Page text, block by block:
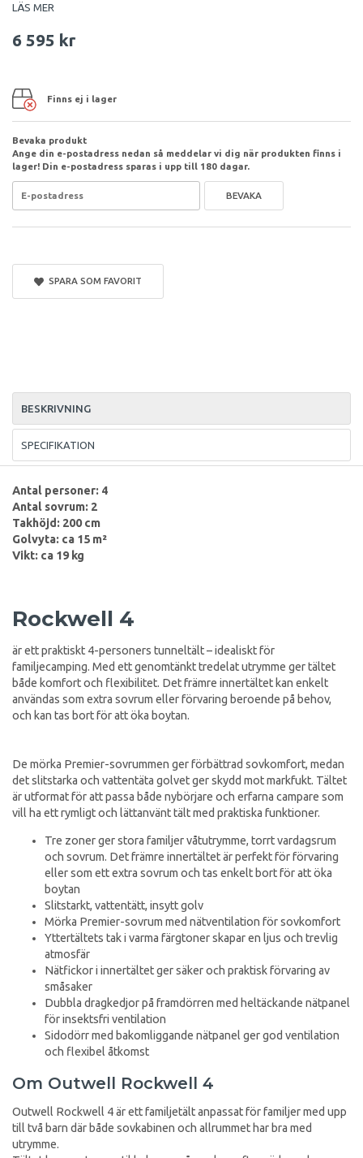
LÄS MER
6 595 kr
Finns ej i lager
Bevaka produkt
Ange din e-postadress nedan så meddelar vi dig när produkten finns i
lager! Din e-postadress sparas i upp till 180 dagar.
BEVAKA
SPARA SOM FAVORIT
BESKRIVNING
SPECIFIKATION
Antal personer: 4
Antal sovrum: 2
Takhöjd: 200 cm
Golvyta: ca 15 m²
Vikt: ca 19 kg
Rockwell 4
är ett praktiskt 4-personers tunneltält – idealiskt för
familjecamping. Med ett genomtänkt tredelat utrymme ger tältet
både komfort och flexibilitet. Det främre innertältet kan enkelt
användas som extra sovrum eller förvaring beroende på behov,
och kan tas bort för att öka boytan.
De mörka Premier-sovrummen ger förbättrad sovkomfort, medan
det slitstarka och vattentäta golvet ger skydd mot markfukt. Tältet
är utformat för att passa både nybörjare och erfarna campare som
vill ha ett rymligt och lättanvänt tält med praktiska funktioner.
Tre zoner ger stora familjer våtutrymme, torrt vardagsrum
och sovrum. Det främre innertältet är perfekt för förvaring
eller som ett extra sovrum och tas enkelt bort för att öka
boytan
Slitstarkt, vattentätt, insytt golv
Mörka Premier-sovrum med nätventilation för sovkomfort
Yttertältets tak i varma färgtoner skapar en ljus och trevlig
atmosfär
Nätfickor i innertältet ger säker och praktisk förvaring av
småsaker
Dubbla dragkedjor på framdörren med heltäckande nätpanel
för insektsfri ventilation
Sidodörr med bakomliggande nätpanel ger god ventilation
och flexibel åtkomst
Om Outwell Rockwell 4
Outwell Rockwell 4 är ett familjetält anpassat för familjer med upp
till två barn där både sovkabinen och allrummet har bra med
utrymme.